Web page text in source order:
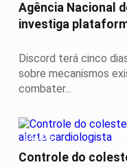
Agência Nacional
investiga
Discord terá cinco
sobre mecanismos
combater...
SAÚDE
Controle do